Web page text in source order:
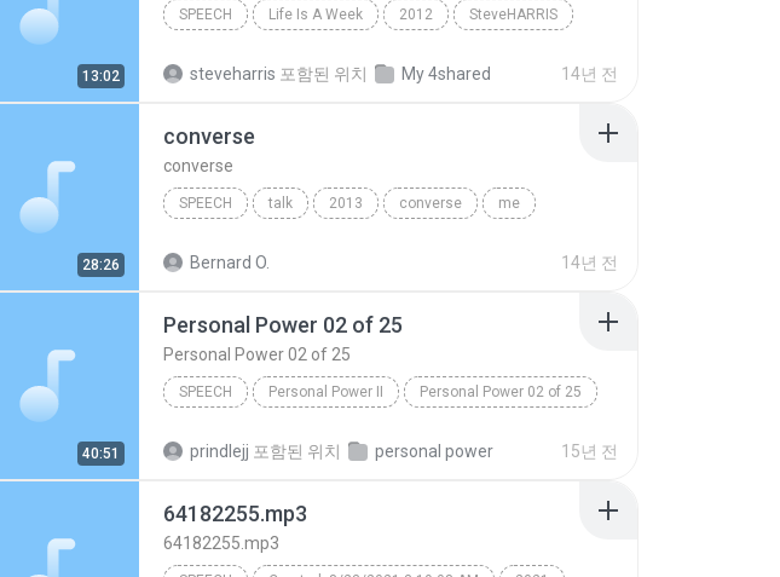
13:02
SPEECH Life Is A Week 2012 SteveHARRIS
steveharris 포함된 위치 My 4shared 14년 전
28:26
converse
converse
SPEECH talk 2013 converse me
Bernard O. 14년 전
40:51
Personal Power 02 of 25
Personal Power 02 of 25
SPEECH Personal Power II Personal Power 02 of 25
prindlejj 포함된 위치 personal power 15년 전
64182255.mp3
64182255.mp3